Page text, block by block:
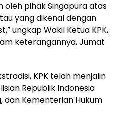
oleh pihak Singapura atas
yang dikenal dengan
ungkap Wakil Ketua KPK,
keterangannya, Jumat
KPK telah menjalin
Republik Indonesia
dan Kementerian Hukum